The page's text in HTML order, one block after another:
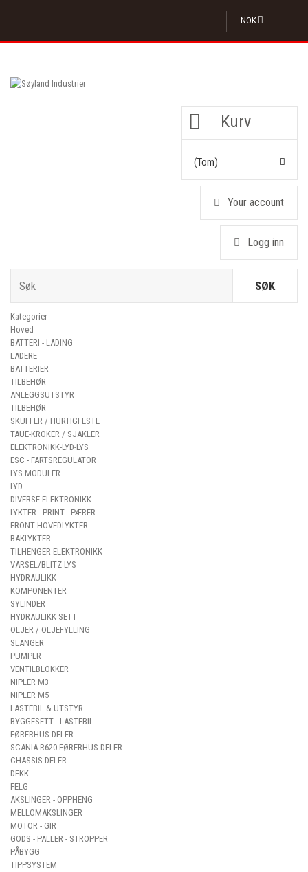
NOK
Kurv
(tom)
Your account
Logg inn
SØK
Kategorier
Hoved
BATTERI - LADING
LADERE
BATTERIER
TILBEHØR
ANLEGGSUTSTYR
TILBEHØR
SKUFFER / HURTIGFESTE
TAUE-KROKER / SJAKLER
ELEKTRONIKK-LYD-LYS
ESC - FARTSREGULATOR
LYS MODULER
LYD
DIVERSE ELEKTRONIKK
LYKTER - PRINT - PÆRER
FRONT HOVEDLYKTER
BAKLYKTER
TILHENGER-ELEKTRONIKK
VARSEL/BLITZ LYS
HYDRAULIKK
KOMPONENTER
SYLINDER
HYDRAULIKK SETT
OLJER / OLJEFYLLING
SLANGER
PUMPER
VENTILBLOKKER
NIPLER M3
NIPLER M5
LASTEBIL & UTSTYR
BYGGESETT - LASTEBIL
FØRERHUS-DELER
SCANIA R620 FØRERHUS-DELER
CHASSIS-DELER
DEKK
FELG
AKSLINGER - OPPHENG
MELLOMAKSLINGER
MOTOR - GIR
GODS - PALLER - STROPPER
PÅBYGG
TIPPSYSTEM